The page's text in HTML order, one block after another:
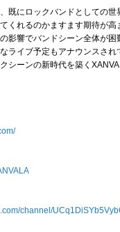
既にロックバンドとしての
くれるのかますます期待が高
影響でバンドシーン全体が
ライブ予定もアナウンスされ
シーンの新時代を築く
channel/